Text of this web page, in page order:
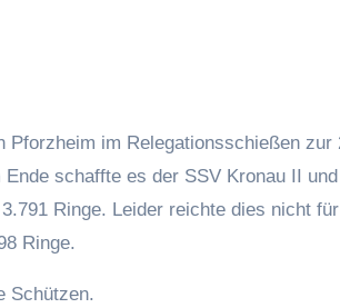
schaffte es der SSV Kronau II und
Ringe. Leider reichte dies nicht für
Ringe.
Schützen.